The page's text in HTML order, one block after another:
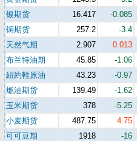
银期货
16.417 -0.085
铜期货
257.2 -3.4
天然气期
2.907 0.013
布兰特油期
45.85 -1.06
紐約輕原油
43.23 -0.97
燃油期货
139.49 -1.62
玉米期货
378 -5.25
小麦期货
487.75 4.75
可可豆期
1918 -16